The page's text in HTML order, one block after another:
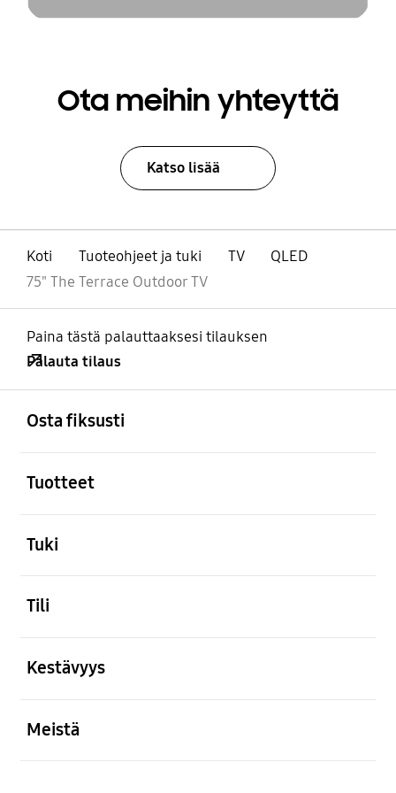
Ota meihin yhteyttä
Katso lisää
Koti Tuoteohjeet ja tuki TV
QLED
75" The Terrace Outdoor TV
Paina tästä palauttaaksesi tilauksen
Palauta tilaus
Osta fiksusti
Tuotteet
Tuki
Tili
Kestävyys
Meistä